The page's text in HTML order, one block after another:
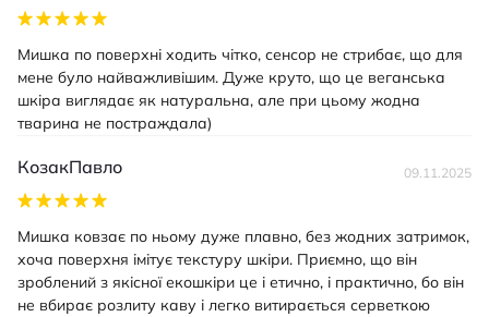
Мишка по поверхні ходить чітко, сенсор не стрибає, що для
мене було найважливішим. Дуже круто, що це веганська
шкіра виглядає як натуральна, але при цьому жодна
тварина не постраждала)
КозакПавло 09.11.2025
Мишка ковзає по ньому дуже плавно, без жодних затримок,
хоча поверхня імітує текстуру шкіри. Приємно, що він
зроблений з якісної екошкіри це і етично, і практично, бо він
не вбирає розлиту каву і легко витирається серветкою